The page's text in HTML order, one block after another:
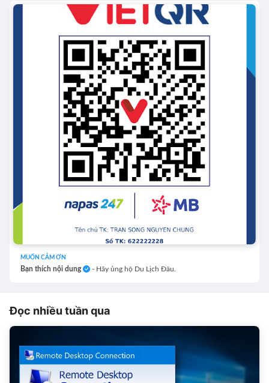
MUỐN CẢM ƠN
Bạn thích nội dung - Hãy ủng hộ Du Lịch Đâu.
Đọc nhiều tuần qua